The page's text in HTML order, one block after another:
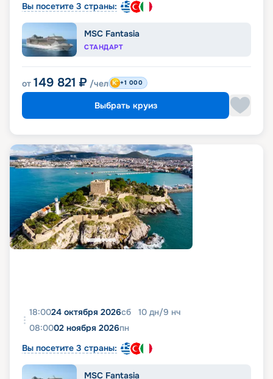
Вы посетите 3 страны:
MSC Fantasia
СТАНДАРТ
от 149 821 ₽ /чел +1 000
Выбрать круиз
18:0024 октября 2026сб 10 дн/9 нч
08:0002 ноября 2026пн
Вы посетите 3 страны:
MSC Fantasia